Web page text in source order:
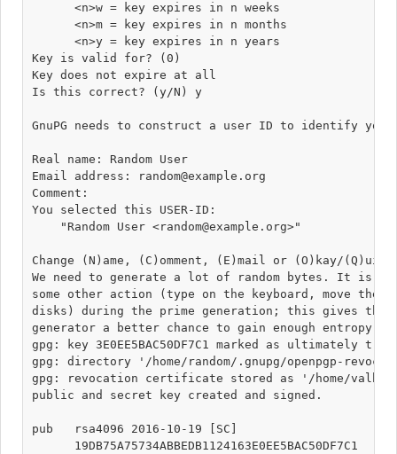
      <n>w = key expires in n weeks
      <n>m = key expires in n months
      <n>y = key expires in n years
Key is valid for? (0)
Key does not expire at all
Is this correct? (y/N) y
GnuPG needs to construct a user ID to identify
Real name: Random User
Email address: random@example.org
Comment:
You selected this USER-ID:
    "Random User <random@example.org>"
Change (N)ame, (C)omment, (E)mail or (O)kay/
We need to generate a lot of random bytes. It is a
some other action (type on the keyboard, move the
disks) during the prime generation; this gives the
generator a better chance to gain enough entropy.
gpg: key 3E0EE5BAC50DF7C1 marked as ultimately
gpg: directory '/home/random/.gnupg/openpgp-
gpg: revocation certificate stored as '/home/valhalla/
public and secret key created and signed.
pub   rsa4096 2016-10-19 [SC]
      19DB75A75734ABBEDB1124163E0EE5BAC50DF7C1